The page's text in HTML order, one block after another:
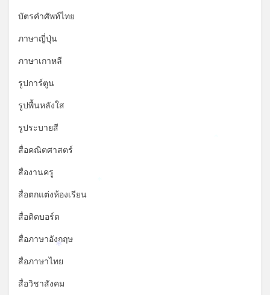
บัตรคำศัพท์ไทย
ภาษาญี่ปุ่น
ภาษาเกาหลี
รูปการ์ตูน
รูปพื้นหลังใส
รูประบายสี
สื่อคณิตศาสตร์
สื่องานครู
สื่อตกแต่งห้องเรียน
สื่อติดบอร์ด
สื่อภาษาอังกฤษ
สื่อภาษาไทย
สื่อวิชาสังคม